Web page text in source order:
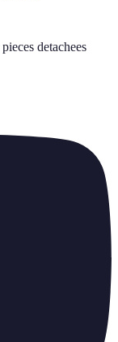
pieces detachees